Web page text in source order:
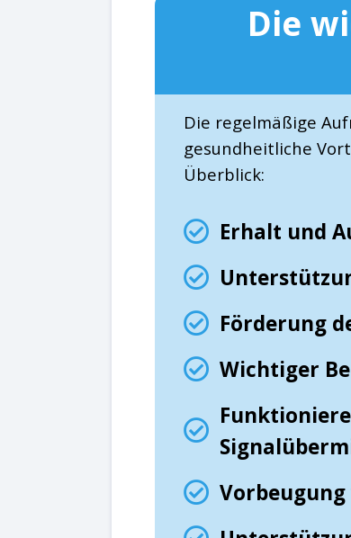
Die
Die regelmäßige
gesundheitliche
Überblick:
Erhalt und
Förderung
Wichtiger